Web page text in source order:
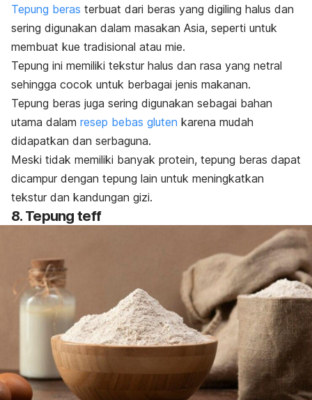
Tepung beras terbuat dari beras yang digiling halus dan
sering digunakan dalam masakan Asia, seperti untuk
membuat kue tradisional atau mie.
Tepung ini memiliki tekstur halus dan rasa yang netral
sehingga cocok untuk berbagai jenis makanan.
Tepung beras juga sering digunakan sebagai bahan
utama dalam resep bebas gluten karena mudah
didapatkan dan serbaguna.
Meski tidak memiliki banyak protein, tepung beras dapat
dicampur dengan tepung lain untuk meningkatkan
tekstur dan kandungan gizi.
8. Tepung teff